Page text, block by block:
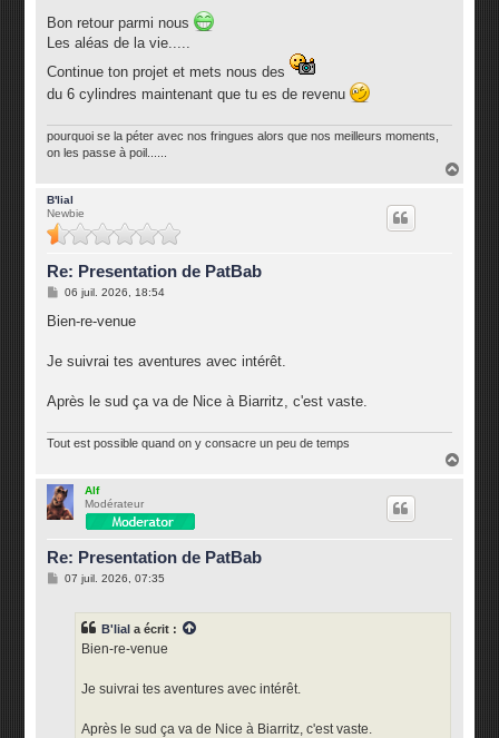
s
a
e
Bon retour parmi nous
Les aléas de la vie.....
Continue ton projet et mets nous des
du 6 cylindres maintenant que tu es de revenu
pourquoi se la péter avec nos fringues alors que nos meilleurs moments,
on les passe à poil......
B'lial
Newbie
Re: Presentation de PatBab
M
s
g
06 juil. 2026, 18:54
Bien-re-venue
Je suivrai tes aventures avec intérêt.
Après le sud ça va de Nice à Biarritz, c'est vaste.
Tout est possible quand on y consacre un peu de temps
Alf
Modérateur
Re: Presentation de PatBab
M07 juil. 2026, 07:35
B'lial a écrit :
Bien-re-venue
Je suivrai tes aventures avec intérêt.
Après le sud ça va de Nice à Biarritz, c'est vaste.